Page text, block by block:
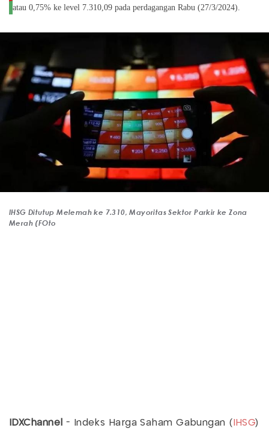
atau 0,75% ke level 7.310,09 pada perdagangan Rabu (27/3/2024).
IHSG Ditutup Melemah ke 7.310, Mayoritas Sektor Parkir ke Zona
Merah (FOto
IDXChannel - Indeks Harga Saham Gabungan ( IHSG)